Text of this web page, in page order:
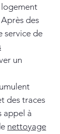
des
service de
un
des traces
appel à
nettoyage